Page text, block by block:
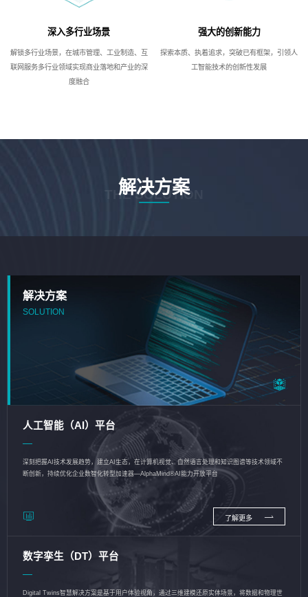
深入多行业场景
解锁多行业场景，在城市管理、工业制造、互
联网服务多行业领域实现商业落地和产业的深
度融合
强大的创新能力
探索本质、执着追求，突破已有框架，引领人
工智能技术的创新性发展
解决方案
THE SOLUTION
解决方案
SOLUTION
人工智能（AI）平台
深刻把握AI技术发展趋势，建立AI生态，在计算机视觉、自然语言处理和知识图谱等技术领域不
断创新，持续优化企业数智化转型加速器—AlphaMind®AI能力开放平台
了解更多
数字孪生（DT）平台
Digital Twins智慧解决方案是基于用户体验视角，通过三维建模还原实体场景，将数据和物理世